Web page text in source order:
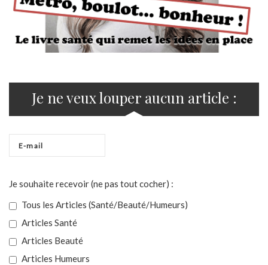
Je ne veux louper aucun article :
Je souhaite recevoir (ne pas tout cocher) :
Tous les Articles (Santé/Beauté/Humeurs)
Articles Santé
Articles Beauté
Articles Humeurs